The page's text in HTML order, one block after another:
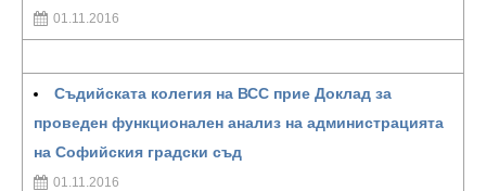
01.11.2016
Съдийската колегия на ВСС прие Доклад за
проведен функционален анализ на администрацията
на Софийския градски съд
01.11.2016